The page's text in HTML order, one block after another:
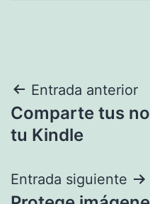
Navegación
de
Entrada anterior
Comparte tus
tu Kindle
Entrada siguiente